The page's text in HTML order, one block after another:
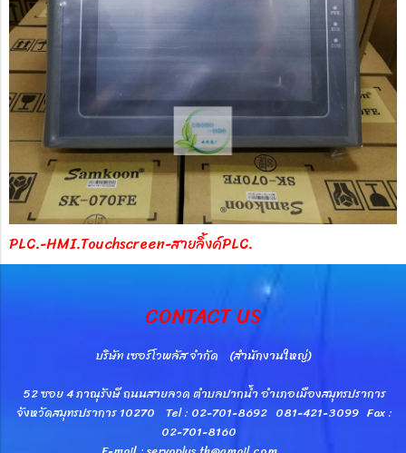
PLC.-HMI.Touchscreen-สายลิ้งค์PLC.
CONTACT US
บริษัท เซอร์โวพลัส จำกัด (สำนักงานใหญ่)
52 ซอย 4 ภาณุรังษี ถนนสายลวด ตำบลปากน้ำ อำเภอเมืองสมุทรปราการ
จังหวัดสมุทรปราการ 10270 Tel : 02-701-8692 081-421-3099 Fax :
02-701-8160